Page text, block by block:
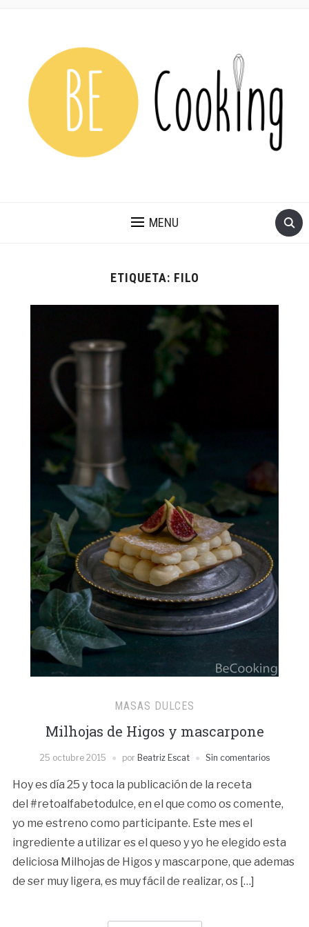
MENU
ETIQUETA: FILO
MASAS DULCES
Milhojas de Higos y mascarpone
25 octubre 2015 por Beatriz Escat Sin comentarios
Hoy es día 25 y toca la publicación de la receta
del #‎retoalfabetodulce, en el que como os comente,
yo me estreno como participante. Este mes el
ingrediente a utilizar es el queso y yo he elegido esta
deliciosa Milhojas de Higos y mascarpone, que ademas
de ser muy ligera, es muy fácil de realizar, os […]